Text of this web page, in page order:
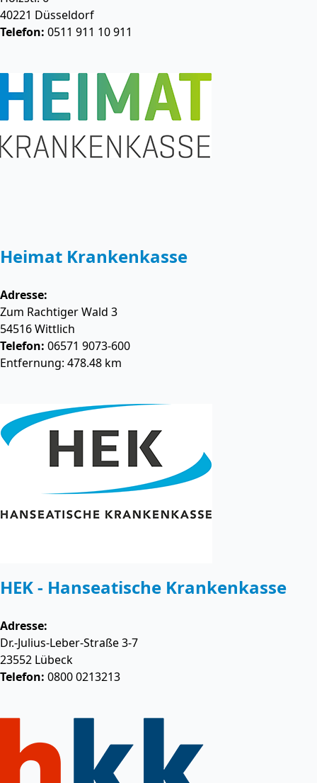
40221 Düsseldorf
Telefon: 0511 911 10 911
Heimat Krankenkasse
Adresse:
Zum Rachtiger Wald 3
54516Wittlich
Telefon: 06571 9073-600
Entfernung: 478.48 km
HEK - Hanseatische Krankenkasse
Adresse:
Dr.-Julius-Leber-Straße 3-7
23552 Lübeck
Telefon: 0800 0213213